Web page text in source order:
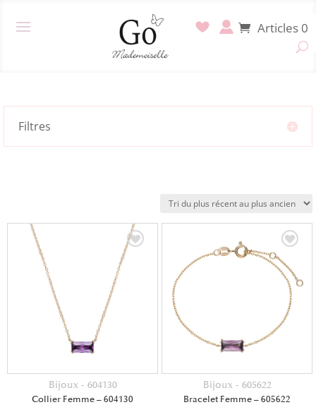
Articles 0
Filtres
Bijoux - 604130
Collier Femme – 604130
Bijoux - 605622
Bracelet Femme – 605622